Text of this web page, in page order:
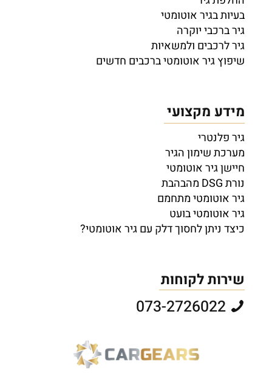
בעיות בגיר אוטומטי
גיר ברכבי יוקרה
גיר לרכבים ולמשאיות
שיפוץ גיר אוטומטי ברכבים חדשים
מידע מקצועי
גיר פלנטרי
מערכת שימון הגיר
חיישן גיר אוטומטי
נורת DSG מהבהבת
גיר אוטומטי מתחמם
גיר אוטומטי בועט
כיצד ניתן לחסוך דלק עם גיר אוטומטי?
שירות לקוחות